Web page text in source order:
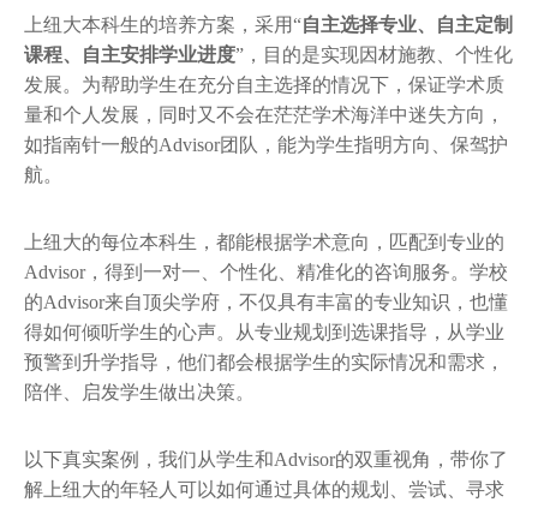
上纽大本科生的培养方案，采用“自主选择专业、自主定制
课程、自主安排学业进度”，目的是实现因材施教、个性化
发展。为帮助学生在充分自主选择的情况下，保证学术质
量和个人发展，同时又不会在茫茫学术海洋中迷失方向，
如指南针一般的Advisor团队，能为学生指明方向、保驾护
航。
上纽大的每位本科生，都能根据学术意向，匹配到专业的
Advisor，得到一对一、个性化、精准化的咨询服务。学校
的Advisor来自顶尖学府，不仅具有丰富的专业知识，也懂
得如何倾听学生的心声。从专业规划到选课指导，从学业
预警到升学指导，他们都会根据学生的实际情况和需求，
陪伴、启发学生做出决策。
以下真实案例，我们从学生和Advisor的双重视角，带你了
解上纽大的年轻人可以如何通过具体的规划、尝试、寻求